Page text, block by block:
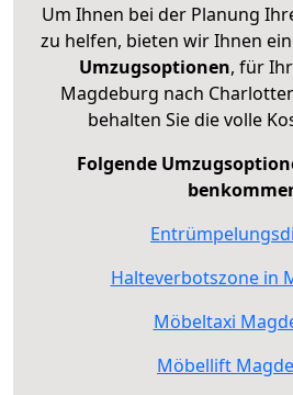
Um Ihnen bei der Planung
zu helfen, bieten wir Ihnen
Umzugsoptionen, für
Magdeburg nach
behalten Sie die volle
Folgende
Halteverbotszone in
Möbeltaxi
Möbellift